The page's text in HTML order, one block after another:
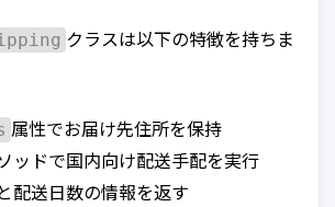
クラスは以下の特徴を持ちま
属性でお届け先住所を保持
ッドで国内向け配送手配を実行
配送日数の情報を返す